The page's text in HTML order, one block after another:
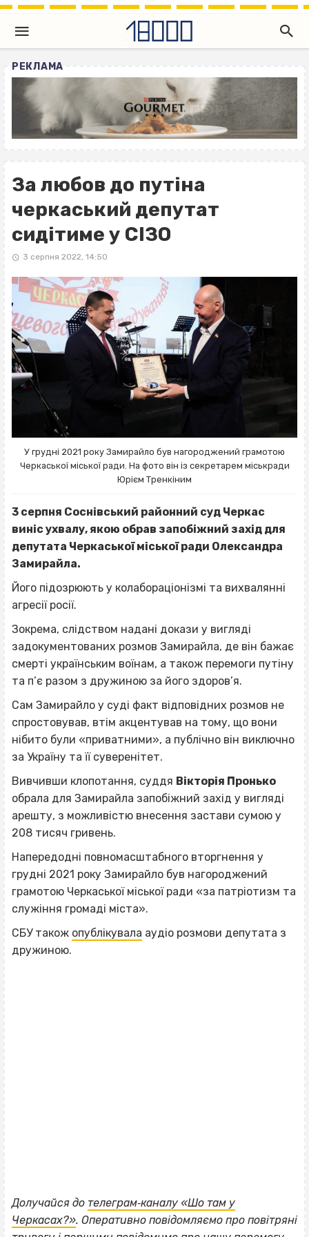
РЕКЛАМА
За любов до путіна
черкаський депутат
сидітиме у СІЗО
3 серпня 2022, 14:50
У грудні 2021 року Замирайло був нагороджений грамотою
Черкаської міської ради. На фото він із секретарем міськради
Юрієм Тренкіним
3 серпня Соснівський районний суд Черкас
виніс ухвалу, якою обрав запобіжний захід для
депутата Черкаської міської ради Олександра
Замирайла.
Його підозрюють у колабораціонізмі та вихвалянні
агресії росії.
Зокрема, слідством надані докази у вигляді
задокументованих розмов Замирайла, де він бажає
смерті українським воїнам, а також перемоги путіну
та п’є разом з дружиною за його здоров’я.
Сам Замирайло у суді факт відповідних розмов не
спростовував, втім акцентував на тому, що вони
нібито були «приватними», а публічно він виключно
за Україну та її суверенітет.
Вивчивши клопотання, суддя Вікторія Пронько
обрала для Замирайла запобіжний захід у вигляді
арешту, з можливістю внесення застави сумою у
208 тисяч гривень.
Напередодні повномасштабного вторгнення у
грудні 2021 року Замирайло був нагороджений
грамотою Черкаської міської ради «за патріотизм та
служіння громаді міста».
СБУ також опублікувала аудіо розмови депутата з
дружиною.
Долучайся до телеграм‐каналу «Шо там у
Черкасах?». Оперативно повідомляємо про повітряні